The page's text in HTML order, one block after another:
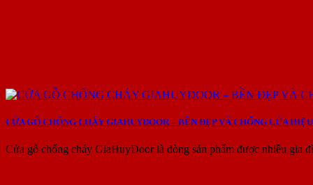
CỬA GỖ CHỐNG CHÁY GIAHUYDOOR – BỀN ĐẸP VÀ CHỐNG LỬA
Cửa gỗ chống cháy GiaHuyDoor là dòng sản phẩm được nhiều gia